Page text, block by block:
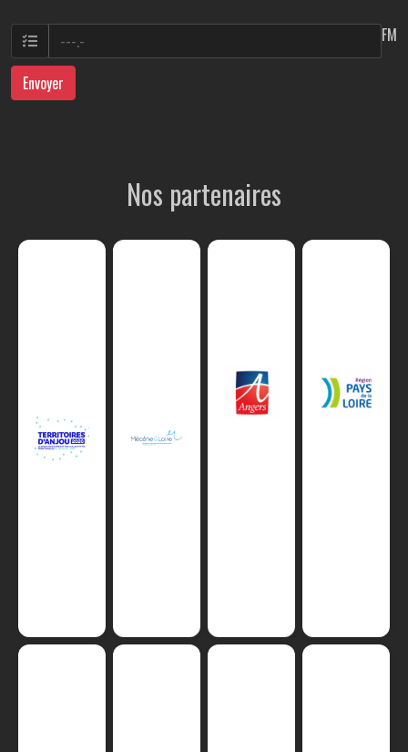
FM
Envoyer
Nos partenaires